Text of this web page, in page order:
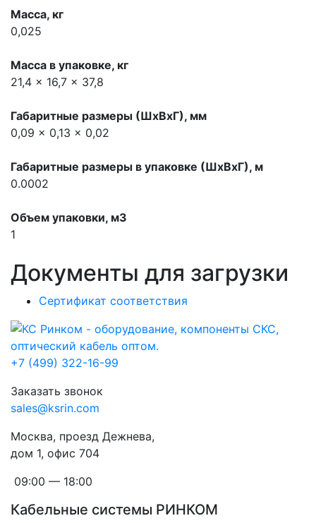
Масса, кг
0,025
Масса в упаковке, кг
21,4 x 16,7 x 37,8
Габаритные размеры (ШхВхГ), мм
0,09 x 0,13 x 0,02
Габаритные размеры в упаковке (ШхВхГ), м
0.0002
Объем упаковки, м3
1
Документы для загрузки
Сертификат соответствия
+7 (499) 322-16-99
Заказать звонок
sales@ksrin.com
Москва, проезд Дежнева,
дом 1, офис 704
09:00 — 18:00
Кабельные системы РИНКОМ